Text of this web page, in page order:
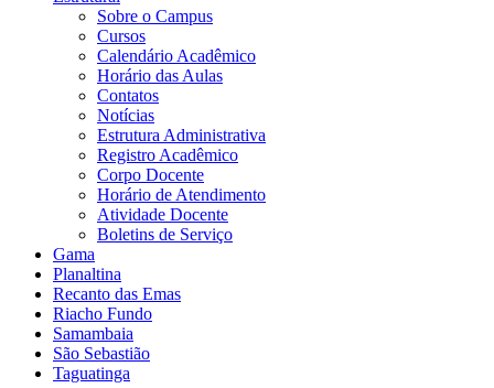
Sobre o Campus
Cursos
Calendário Acadêmico
Horário das Aulas
Contatos
Notícias
Estrutura Administrativa
Registro Acadêmico
Corpo Docente
Horário de Atendimento
Atividade Docente
Boletins de Serviço
Gama
Planaltina
Recanto das Emas
Riacho Fundo
Samambaia
São Sebastião
Taguatinga